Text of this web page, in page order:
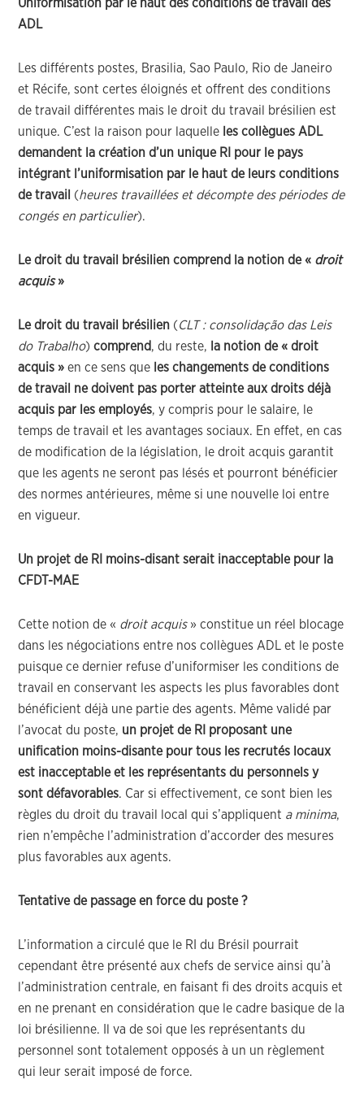
Uniformisation par le haut des conditions de travail
des
ADL
Les différents postes, Brasilia, Sao Paulo, Rio de Janeiro
et Récife, sont certes éloignés et offrent des conditions
de travail différentes mais le droit du travail brésilien est
unique. C’est la raison pour laquelle les collègues ADL
demandent la création d’un unique RI pour le pays
intégrant l’uniformisation par le haut de leurs conditions
de travail
(heures travaillées et décompte des périodes de
congés en particulier).
Le droit du travail brésilien comprend la notion de « droit
acquis»
Le droit du travail brésilien (CLT : consolidação das Leis
do Trabalho) comprend, du reste, la notion de « droit
acquis » en ce sens que les changements de conditions
de travail ne doivent pas porter atteinte aux droits déjà
acquis par les employés, y compris pour le salaire, le
temps de travail et les avantages sociaux. En effet, en cas
de modification de la législation, le droit acquis garantit
que les agents ne seront pas lésés et pourront bénéficier
des normes antérieures, même si une nouvelle loi entre
en vigueur.
Un projet de RI moins-disant serait inacceptable pour la
CFDT-MAE
Cette notion de « droit acquis» constitue un réel blocage
dans les négociations entre nos collègues ADL et le poste
puisque ce dernier refuse d’uniformiser les conditions de
travail en conservant les aspects les plus favorables dont
bénéficient déjà une partie des agents. Même validé par
l’avocat du poste, un projet de RI proposant une
unification moins-disante pour tous les recrutés locaux
est inacceptable et les représentants du personnels y
sont défavorables. Car si effectivement, ce sont bien les
règles du droit du travail local qui s’appliquent a minima,
rien n’empêche l’administration d’accorder des mesures
plus favorables aux agents.
Tentative de passage en force du poste ?
L’information a circulé que le RI du Brésil pourrait
cependant être présenté aux chefs de service ainsi qu’à
l’administration centrale, en faisant fi des droits acquis et
en ne prenant en considération que le cadre basique de la
loi brésilienne. Il va de soi que les représentants du
personnel sont totalement opposés à un un règlement
qui leur serait imposé de force.